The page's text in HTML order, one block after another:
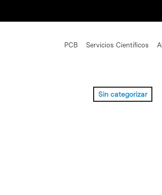
PCB Servicios Científicos
Sin categorizar